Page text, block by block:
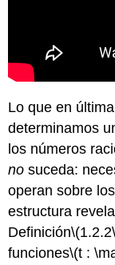
Lo que en
determinamos
los números
no suceda:
operan sobre
estructura
Definición
funciones\(t :